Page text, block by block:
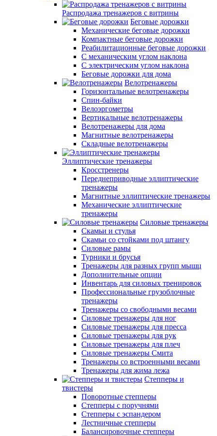
Распродажа тренажеров с витрины
Беговые дорожки
Механические беговые дорожки
Компактные беговые дорожки
Реабилитационные беговые дорожки
С механическим углом наклона
С электрическим углом наклона
Беговые дорожки для дома
Велотренажеры
Горизонтальные велотренажеры
Спин-байки
Велоэргометры
Вертикальные велотренажеры
Велотренажеры для дома
Магнитные велотренажеры
Складные велотренажеры
Эллиптические тренажеры
Кросстренеры
Переднеприводные эллиптические
тренажеры
Магнитные эллиптические тренажеры
Механические эллиптические
тренажеры
Силовые тренажеры
Скамьи и стулья
Скамьи со стойками под штангу
Силовые рамы
Турники и брусья
Тренажеры для разных групп мышц
Дополнительные опции
Инвентарь для силовых тренировок
Профессиональные грузоблочные
тренажеры
Тренажеры со свободными весами
Силовые тренажеры для ног
Силовые тренажеры для пресса
Силовые тренажеры для рук
Силовые тренажеры для плеч
Силовые тренажеры Смита
Тренажеры со встроенными весами
Тренажеры для жима лежа
Степперы и
твистеры
Поворотные степперы
Степперы с поручнями
Степперы с эспандером
Лестничные степперы
Балансировочные степперы